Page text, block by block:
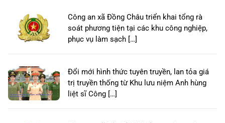
Công an xã Đồng Châu triển khai tổng rà
soát phương tiện tại các khu công nghiệp,
phục vụ làm sạch […]
Đổi mới hình thức tuyên truyền, lan tỏa giá
trị truyền thống từ Khu lưu niệm Anh hùng
liệt sĩ Công […]